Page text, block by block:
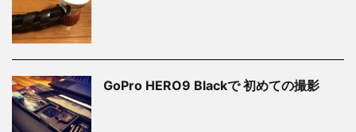
GoPro HERO9 Blackで 初めての撮影